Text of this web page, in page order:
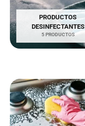
PRODUCTOS
DESINFECTANTES
5 PRODUCTOS